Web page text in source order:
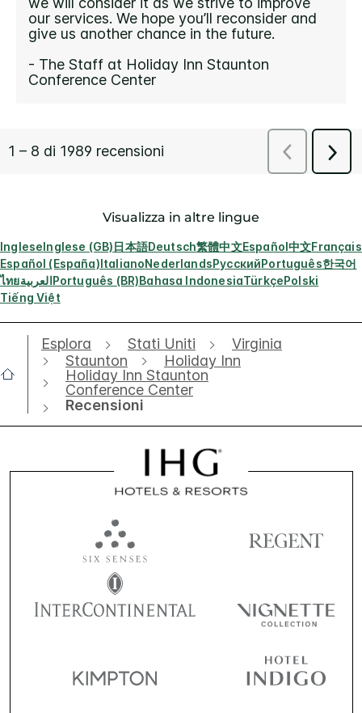
Visualizza in altre lingue
IngleseInglese (GB)日本語Deutsch繁體中文Español中文Français
Español (España)ItalianoNederlandsРусскийPortuguês한국어
ไทยالعربيةPortuguês (BR)Bahasa IndonesiaTürkçePolski
Tiếng Việt
Esplora Stati Uniti
Virginia
Staunton
Holiday Inn
Holiday Inn Staunton
Conference Center
Recensioni